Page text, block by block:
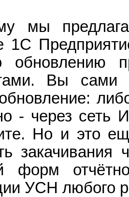
мы
1С
Вы сами
- через сеть
Но и это
закачивания
форм
УСН любого